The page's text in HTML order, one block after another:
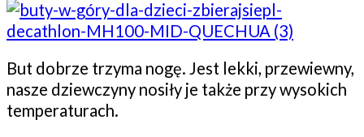
But dobrze trzyma nogę. Jest lekki, przewiewny,
nasze dziewczyny nosiły je także przy wysokich
temperaturach.